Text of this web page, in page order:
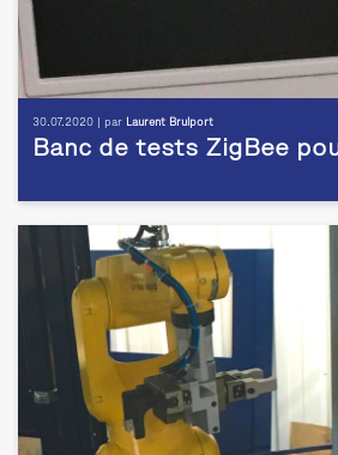
30.07.2020 | par Laurent Brulport
Banc de tests ZigBee